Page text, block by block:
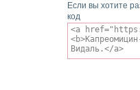
Если вы хотите
код